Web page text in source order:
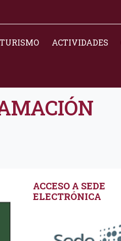
ACTIVIDADES
ACCESO A SEDE
ELECTRÓNICA